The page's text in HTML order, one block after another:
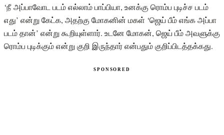
‘நீ அப்பாவோட படம் எல்லாம் பாப்பியா, உனக்கு ரொம்ப புடிச்ச படம்
எது’ என்று கேட்க, அதற்கு மோகனின் மகள் ‘ஜெய் பீம் எங்க அப்பா
படம் தான்’ என்று கூறியுள்ளார். உடனே மோகன், ஜெய் பீம் அவளுக்கு
ரொம்ப புடிக்கும் என்று குறி இருந்தார் என்பதும் குறிப்பிடத்தக்கது.